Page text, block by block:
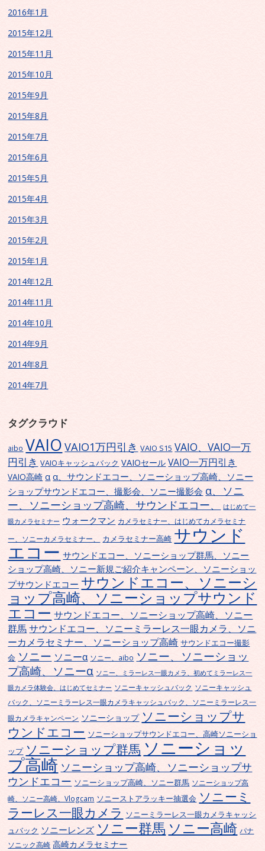
2016年1月
2015年12月
2015年11月
2015年10月
2015年9月
2015年8月
2015年7月
2015年6月
2015年5月
2015年4月
2015年3月
2015年2月
2015年1月
2014年12月
2014年11月
2014年10月
2014年9月
2014年8月
2014年7月
タグクラウド
aibo VAIO VAIO1万円引き VAIO S15 VAIO、VAIO一万
円引き VAIOキャッシュバック VAIOセール VAIO一万円引き
VAIO高崎 α α、サウンドエコー、ソニーショップ高崎、ソニー
ショップサウンドエコー、撮影会、ソニー撮影会 α、ソニ
ー、ソニーショップ高崎、サウンドエコー、
はじめて一
眼カメラセミナー ウォークマン カメラセミナー、はじめてカメラセミナ
ー、ソニーカメラセミナー、
カメラセミナー高崎 サウンド
エコー サウンドエコー、ソニーショップ群馬、ソニー
ショップ高崎、ソニー新規ご紹介キャンペーン、ソニーショッ
プサウンドエコー サウンドエコー、ソニーシ
ョップ高崎、ソニーショップサウンド
エコー サウンドエコー、ソニーショップ高崎、ソニー
群馬 サウンドエコー、ソニーミラーレス一眼カメラ、ソニ
ーカメラセミナー、ソニーショップ高崎 サウンドエコー撮影
会 ソニー ソニーα ソニー、aibo ソニー、ソニーショッ
プ高崎、ソニーα ソニー、ミラーレス一眼カメラ、初めてミラーレス一
眼カメラ体験会、はじめてセミナー ソニーキャッシュバック ソニーキャッシュ
バック、ソニーミラーレス一眼カメラキャッシュバック、ソニーミラーレス一
眼カメラキャンペーン ソニーショップ ソニーショップサ
ウンドエコー ソニーショップサウンドエコー、高崎ソニーショ
ップ ソニーショップ群馬 ソニーショッ
プ高崎 ソニーショップ高崎、ソニーショップサ
ウンドエコー ソニーショップ高崎、ソニー群馬 ソニーショップ高
崎、ソニー高崎、Vlogcam ソニーストアラッキー抽選会 ソニーミ
ラーレス一眼カメラ ソニーミラーレス一眼カメラキャッシ
ュバック ソニーレンズ ソニー群馬 ソニー高崎 パナ
ソニック高崎 高崎カメラセミナー